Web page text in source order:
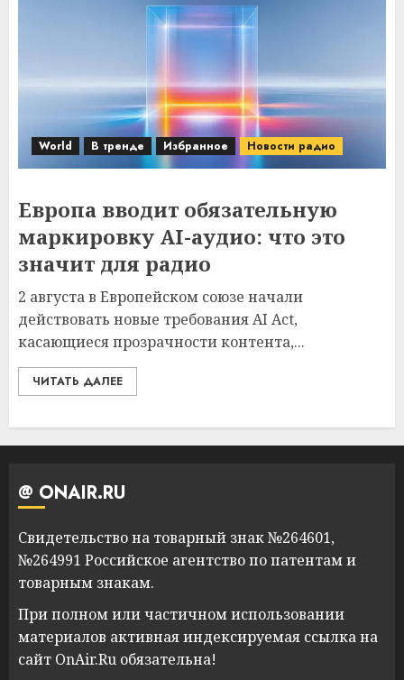
World В тренде Избранное Новости радио
Европа вводит обязательную
маркировку AI-аудио: что это
значит для радио
2 августа в Европейском союзе начали
действовать новые требования AI Act,
касающиеся прозрачности контента,...
ЧИТАТЬ ДАЛЕЕ
@ ONAIR.RU
Свидетельство на товарный знак №264601,
№264991 Российское агентство по патентам и
товарным знакам.
При полном или частичном использовании
материалов активная индексируемая ссылка на
сайт OnAir.Ru обязательна!